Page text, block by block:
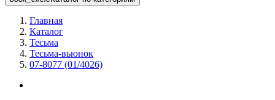
Главная
Каталог
Тесьма
Тесьма-вьюнок
07-8077 (01/4026)